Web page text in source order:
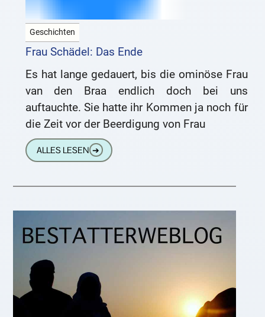
Geschichten
Frau Schädel: Das Ende
Es hat lange gedauert, bis die ominöse Frau
van den Braa endlich doch bei uns
auftauchte. Sie hatte ihr Kommen ja noch für
die Zeit vor der Beerdigung von Frau
ALLES LESEN ➔